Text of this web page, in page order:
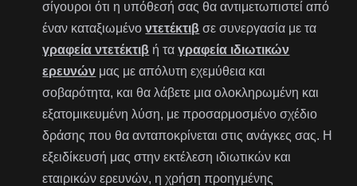
σίγουροι ότι η υπόθεσή σας θα αντιμετωπιστεί από
έναν καταξιωμένοντετέκτιβ σε συνεργασία με τα
γραφεία ντετέκτιβ ή ταγραφεία ιδιωτικών
ερευνών μας με απόλυτη εχεμύθεια και
σοβαρότητα, και θα λάβετε μια ολοκληρωμένη και
εξατομικευμένη λύση, με προσαρμοσμένο σχέδιο
δράσης που θα ανταποκρίνεται στις ανάγκες σας. Η
εξειδίκευσή μας στην εκτέλεση ιδιωτικών και
εταιρικών ερευνών, η χρήση προηγμένης